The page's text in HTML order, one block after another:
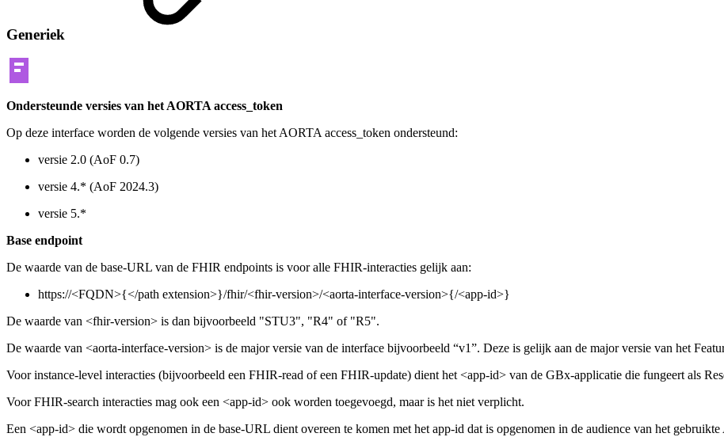
Generiek
Ondersteunde versies van het AORTA access_token
Op deze interface worden de volgende versies van het AORTA access_token ondersteund:
versie 2.0 (AoF 0.7)
versie 4.* (AoF 2024.3)
versie 5.*
Base endpoint
De waarde van de base-URL van de FHIR endpoints is voor alle FHIR-interacties gelijk aan:
https://<FQDN>{</path extension>}/fhir/<fhir-version>/<aorta-interface-version>{/<app-id>}
De waarde van <fhir-version> is dan bijvoorbeeld "STU3", "R4" of "R5".
De waarde van <aorta-interface-version> is de major versie van de interface bijvoorbeeld “v1”. Deze is gelijk aan de major versie van het
Voor instance-level interacties (bijvoorbeeld een FHIR-read of een FHIR-update) dient het <app-id> van de GBx-applicatie die fungeert als
Voor FHIR-search interacties mag ook een <app-id> ook worden toegevoegd, maar is het niet verplicht.
Een <app-id> die wordt opgenomen in de base-URL dient overeen te komen met het app-id dat is opgenomen in de audience van het